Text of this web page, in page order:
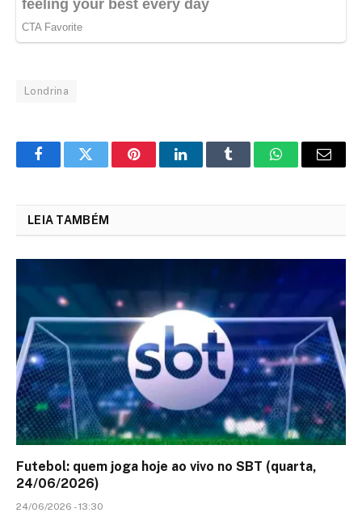
Londrina
FacebookTwitter PinterestLinkedInTumblr WhatsAppEmail
LEIA TAMBÉM
Futebol: quem joga hoje ao vivo no SBT (quarta,
24/06/2026)
24/06/2026 - 13:30